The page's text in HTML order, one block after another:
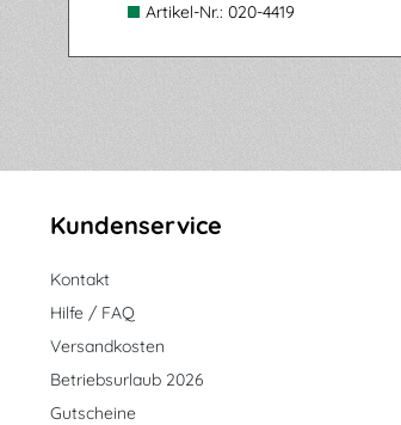
Artikel-Nr.: 020-4419
Kundenservice
Kontakt
Hilfe / FAQ
Versandkosten
Betriebsurlaub 2026
Gutscheine